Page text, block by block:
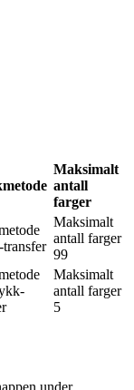
Maksimalt
antall
farger
Maksimalt
antall farger
99
Maksimalt
antall farger
5